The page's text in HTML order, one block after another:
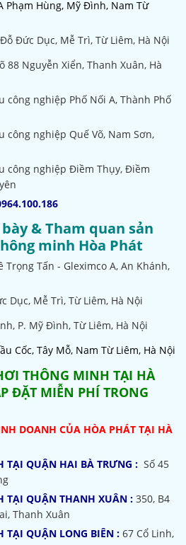
Phạm Hùng, Mỹ Đình, Nam Từ
Đức Dục, Mễ Trì, Từ Liêm, Hà Nội
88 Nguyễn Xiển, Thanh Xuân, Hà
công nghiệp Phố Nối A, Thành Phố
công nghiệp Quế Võ, Nam Sơn,
công nghiệp Điềm Thụy, Điềm
& Tham quan sản
minh Hòa Phát
Trọng Tấn - Gleximco A, An Khánh,
Dục, Mễ Trì, Từ Liêm, Hà Nội
P. Mỹ Đình, Từ Liêm, Hà Nội
Cốc, Tây Mỗ, Nam Từ Liêm, Hà Nội
THÔNG MINH TẠI HÀ
ĐẶT MIỄN PHÍ TRONG
DOANH CỦA HÒA PHÁT TẠI HÀ
TẠI QUẬN HAI BÀ TRƯNG : Số 45
TẠI QUẬN THANH XUÂN : 350, B4
Thanh Xuân
TẠI QUẬN LONG BIÊN : 67 Cổ Linh,